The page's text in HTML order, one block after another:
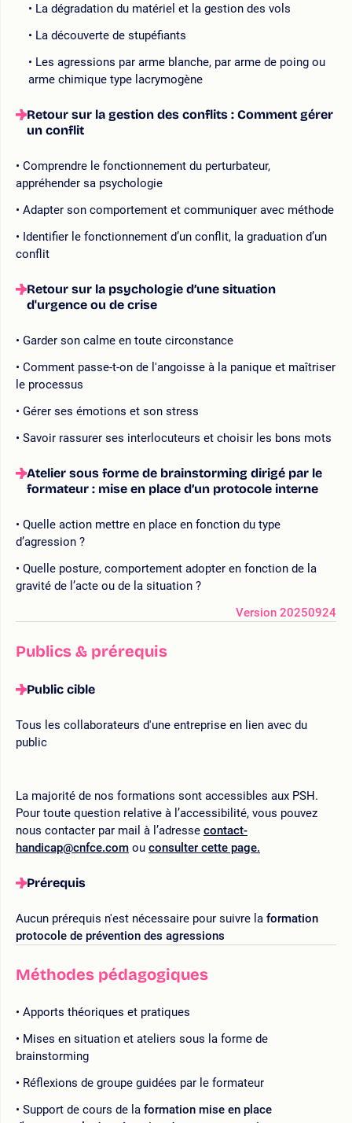
La dégradation du matériel et la gestion des vols
La découverte de stupéfiants
Les agressions par arme blanche, par arme de poing ou
arme chimique type lacrymogène
Retour sur la gestion des conflits : Comment gérer
un conflit
Comprendre le fonctionnement du perturbateur,
appréhender sa psychologie
Adapter son comportement et communiquer avec méthode
Identifier le fonctionnement d’un conflit, la graduation d’un
conflit
Retour sur la psychologie d’une situation
d'urgence ou de crise
Garder son calme en toute circonstance
Comment passe-t-on de l'angoisse à la panique et maîtriser
le processus
Gérer ses émotions et son stress
Savoir rassurer ses interlocuteurs et choisir les bons mots
Atelier sous forme de brainstorming dirigé par le
formateur : mise en place d’un protocole interne
Quelle action mettre en place en fonction du type
d’agression ?
Quelle posture, comportement adopter en fonction de la
gravité de l’acte ou de la situation ?
Version 20250924
Publics & prérequis
Public cible
Tous les collaborateurs d'une entreprise en lien avec du
public
La majorité de nos formations sont accessibles aux PSH.
Pour toute question relative à l’accessibilité, vous pouvez
nous contacter par mail à l’adresse contact-
handicap@cnfce.com ou consulter cette page.
Prérequis
Aucun prérequis n'est nécessaire pour suivre la formation
protocole de prévention des agressions
Méthodes pédagogiques
Apports théoriques et pratiques
Mises en situation et ateliers sous la forme de
brainstorming
Réflexions de groupe guidées par le formateur
Support de cours de la formation mise en place